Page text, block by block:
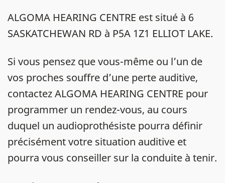
ALGOMA HEARING CENTRE est situé à 6
SASKATCHEWAN RD à P5A 1Z1 ELLIOT LAKE.
Si vous pensez que vous-même ou l’un de
vos proches souffre d’une perte auditive,
contactez ALGOMA HEARING CENTRE pour
programmer un rendez-vous, au cours
duquel un audioprothésiste pourra définir
précisément votre situation auditive et
pourra vous conseiller sur la conduite à tenir.